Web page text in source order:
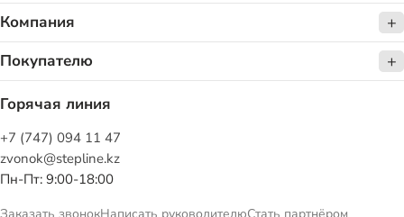
Компания
Покупателю
Горячая линия
+7 (747) 094 11 47
zvonok@stepline.kz
Пн-Пт: 9:00-18:00